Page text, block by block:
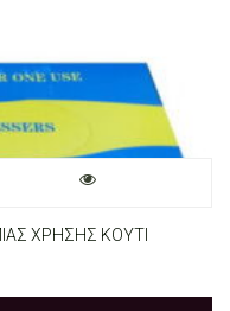
ΧΡΗΣΗΣ ΚΟΥΤΙ